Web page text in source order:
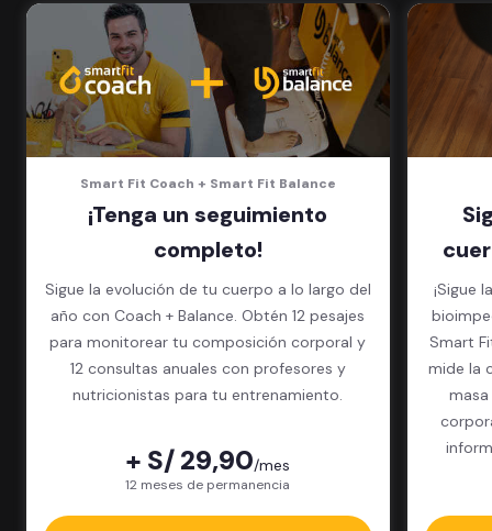
5 invitados al mes en el gimnasio
que quieras
Smart Fit Coach + Smart Fit Balance
¡Tenga un seguimiento
completo!
Sigue la evolución de tu cuerpo a lo largo del
año con Coach + Balance. Obtén 12 pesajes
para monitorear tu composición corporal y
12 consultas anuales con profesores y
nutricionistas para tu entrenamiento.
+ S/ 29,90/mes
12 meses de permanencia
¡Sigue
Smart Fit App. El
mide la